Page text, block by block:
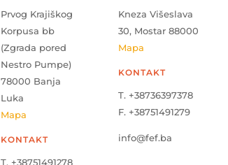
Prvog Krajiškog
Korpusa bb
(Zgrada pored
Nestro Pumpe)
78000 Banja
Luka
Mapa
KONTAKT
T. +38751491278
Kneza Višeslava
30, Mostar 88000
Mapa
KONTAKT
T. +38736397378
F. +38751491279
info@fef.ba